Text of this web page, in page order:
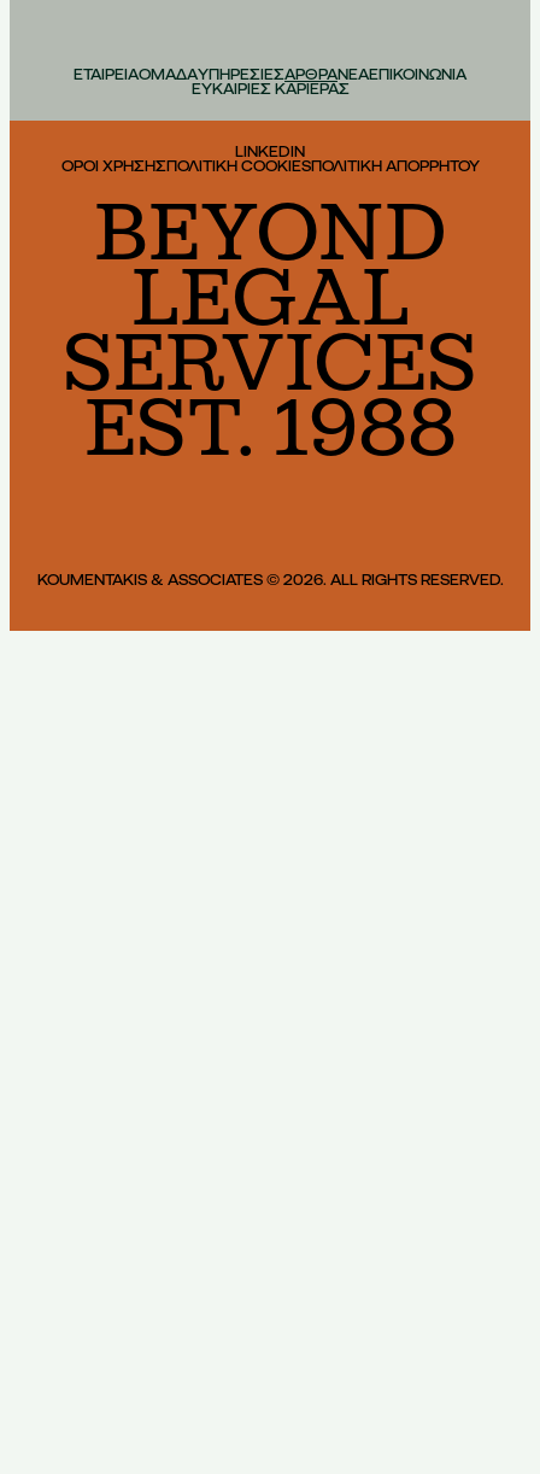
ΕΤΑΙΡΕΙΑΟΜΑΔΑΥΠΗΡΕΣΙΕΣΑΡΘΡΑΝΕΑΕΠΙΚΟΙΝΩΝΙΑ
ΕΥΚΑΙΡΙΕΣ ΚΑΡΙΕΡΑΣ
LINKEDIN
ΟΡΟΙ ΧΡΗΣΗΣΠΟΛΙΤΙΚΗ COOKIESΠΟΛΙΤΙΚΗ ΑΠΟΡΡΗΤΟΥ
BEYOND
LEGAL
SERVICES
EST. 1988
KOUMENTAKIS & ASSOCIATES © 2026. ALL RIGHTS RESERVED.